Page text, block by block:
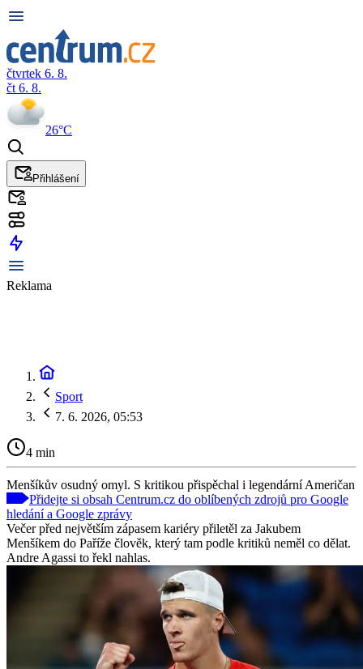
čtvrtek 6. 8.
čt 6. 8.
26°C
Přihlášení
Reklama
Sport
7. 6. 2026, 05:53
4 min
Menšíkův osudný omyl. S kritikou přispěchal i legendární Američan
Přidejte si obsah Centrum.cz do oblíbených zdrojů pro Google
hledání a Google zprávy
Večer před největším zápasem kariéry přiletěl za Jakubem
Menšíkem do Paříže člověk, který tam podle kritiků neměl co dělat.
Andre Agassi to řekl nahlas.